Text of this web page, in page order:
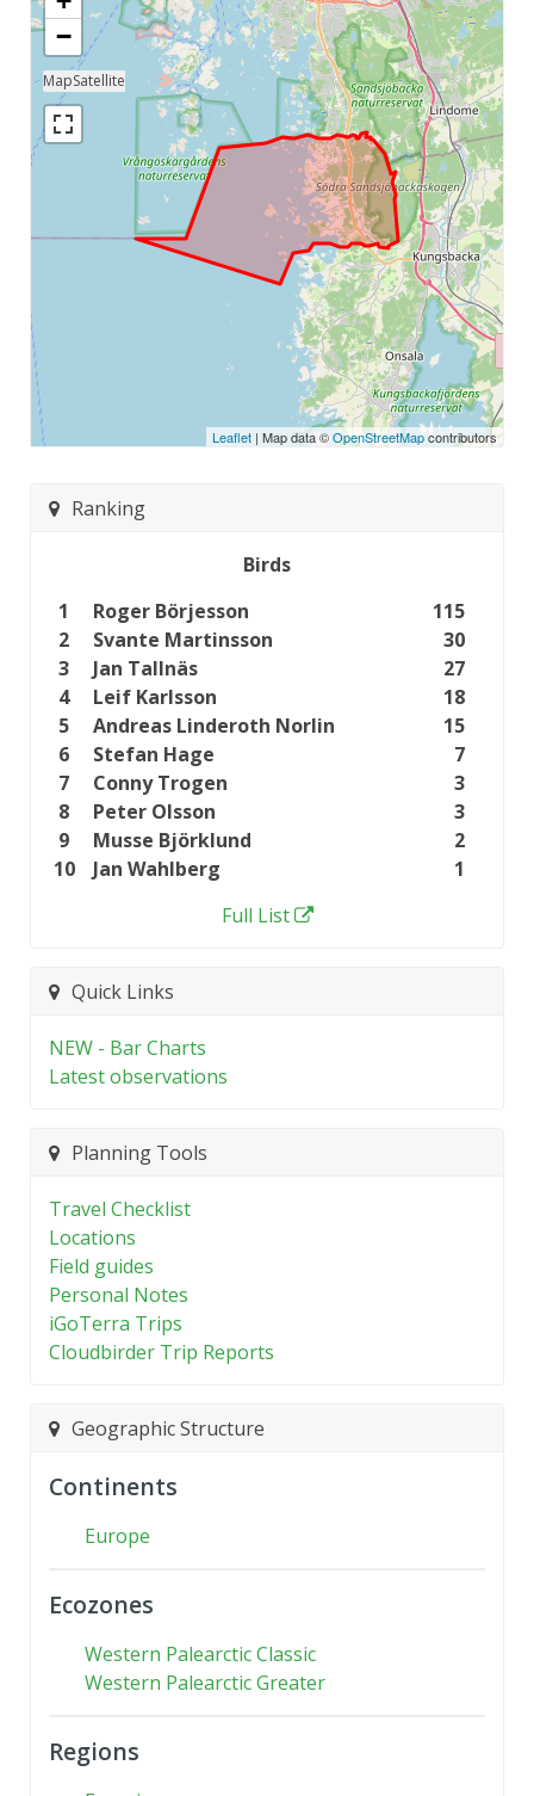
−
Leaflet | Map data ©OpenStreetMapcontributors
Ranking
Birds
1
Roger Börjesson
115
2
Svante Martinsson
30
3
Jan Tallnäs
27
4
Leif Karlsson
18
5
Andreas Linderoth Norlin
15
6
Stefan Hage
7
7
Conny Trogen
3
8
Peter Olsson
3
9
Musse Björklund
2
10
Jan Wahlberg
1
Full List
Quick Links
NEW - Bar Charts
Latest observations
Planning Tools
Travel Checklist
Locations
Field guides
Personal Notes
iGoTerra Trips
Cloudbirder Trip Reports
Geographic Structure
Continents
Europe
Ecozones
Western Palearctic Classic
Western Palearctic Greater
Regions